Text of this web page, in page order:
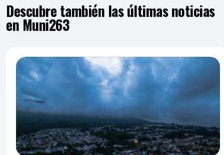
Descubre también las últimas noticias
en Muni263